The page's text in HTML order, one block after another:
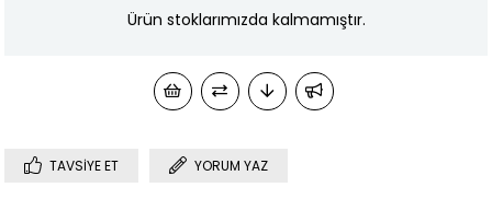
Ürün stoklarımızda kalmamıştır.
TAVSIYE ET YORUM YAZ